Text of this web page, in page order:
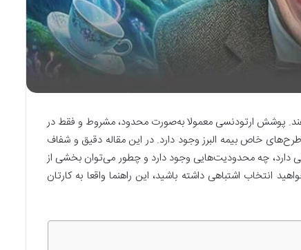
پوشش ارتودنسی معمولا به‌صورت محدود، مشروط و فقط در
خاص بیمه البرز وجود دارد. در این مقاله دقیق و شفاف
دارد، چه محدودیت‌هایی وجود دارد و چطور می‌توان بخشی از
انتخاب اشتباهی داشته باشید، این راهنما واقعا به کارتان